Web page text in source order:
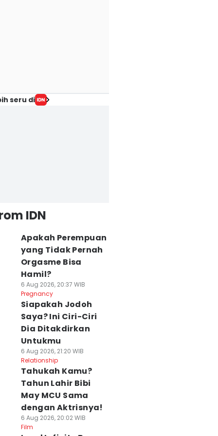
seru di
IDN
Apakah Perempuan
yang Tidak Pernah
Orgasme Bisa
Hamil?
6 Aug 2026, 20:37 WIB
Pregnancy
Siapakah Jodoh
Saya? Ini Ciri-Ciri
Dia Ditakdirkan
Untukmu
6 Aug 2026, 21:20 WIB
Relationship
Tahukah Kamu?
Tahun Lahir Bibi
May MCU Sama
dengan Aktrisnya!
6 Aug 2026, 20:02 WIB
Film